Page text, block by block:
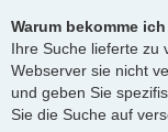
Warum bekomme
Ihre Suche lieferte zu
Webserver sie nicht
und geben Sie
Sie die Suche auf